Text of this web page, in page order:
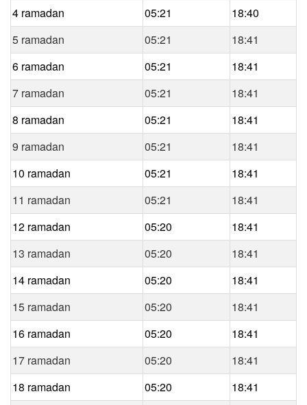
4 ramadan
05:21
18:40
5 ramadan
05:21
18:41
6 ramadan
05:21
18:41
7 ramadan
05:21
18:41
8 ramadan
05:21
18:41
9 ramadan
05:21
18:41
10 ramadan
05:21
18:41
11 ramadan
05:21
18:41
12 ramadan
05:20
18:41
13 ramadan
05:20
18:41
14 ramadan
05:20
18:41
15 ramadan
05:20
18:41
16 ramadan
05:20
18:41
17 ramadan
05:20
18:41
18 ramadan
05:20
18:41